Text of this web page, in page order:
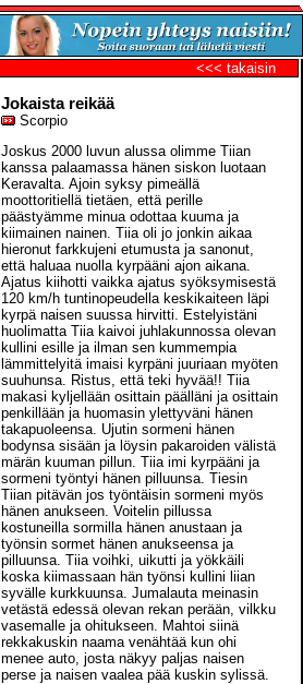
<<< takaisin
Jokaista reikää
Scorpio
Joskus 2000 luvun alussa olimme Tiian
kanssa palaamassa hänen siskon luotaan
Keravalta. Ajoin syksy pimeällä
moottoritiellä tietäen, että perille
päästyämme minua odottaa kuuma ja
kiimainen nainen. Tiia oli jo jonkin aikaa
hieronut farkkujeni etumusta ja sanonut,
että haluaa nuolla kyrpääni ajon aikana.
Ajatus kiihotti vaikka ajatus syöksymisestä
120 km/h tuntinopeudella keskikaiteen läpi
kyrpä naisen suussa hirvitti. Estelyistäni
huolimatta Tiia kaivoi juhlakunnossa olevan
kullini esille ja ilman sen kummempia
lämmittelyitä imaisi kyrpäni juuriaan myöten
suuhunsa. Ristus, että teki hyvää!! Tiia
makasi kyljellään osittain päälläni ja osittain
penkillään ja huomasin ylettyväni hänen
takapuoleensa. Ujutin sormeni hänen
bodynsa sisään ja löysin pakaroiden välistä
märän kuuman pillun. Tiia imi kyrpääni ja
sormeni työntyi hänen pilluunsa. Tiesin
Tiian pitävän jos työntäisin sormeni myös
hänen anukseen. Voitelin pillussa
kostuneilla sormilla hänen anustaan ja
työnsin sormet hänen anukseensa ja
pilluunsa. Tiia voihki, uikutti ja yökkäili
koska kiimassaan hän työnsi kullini liian
syvälle kurkkuunsa. Jumalauta meinasin
vetästä edessä olevan rekan perään, vilkku
vasemalle ja ohitukseen. Mahtoi siinä
rekkakuskin naama venähtää kun ohi
menee auto, josta näkyy paljas naisen
perse ja naisen vaalea pää kuskin sylissä.